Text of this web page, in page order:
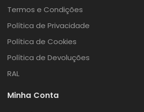
Termos e Condições
Política de Privacidade
Política de Cookies
Política de Devoluções
RAL
Minha Conta